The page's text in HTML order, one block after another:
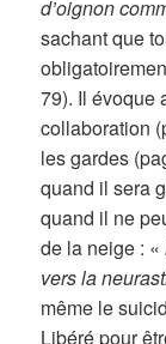
d’oignon
sachant que
79). Il évoque
collaboration
les gardes
quand il sera
quand il ne
de la neige : «
vers la
même le
Libéré pour